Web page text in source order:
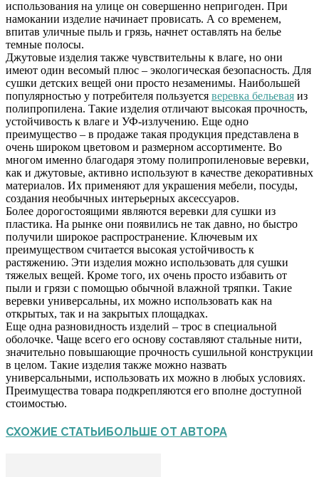
использования на улице он совершенно непригоден. При
намокании изделие начинает провисать. А со временем,
впитав уличные пыль и грязь, начнет оставлять на белье
темные полосы.
Джутовые изделия также чувствительны к влаге, но они
имеют один весомый плюс – экологическая безопасность. Для
сушки детских вещей они просто незаменимы. Наибольшей
популярностью у потребителя пользуется веревка бельевая из
полипропилена. Такие изделия отличают высокая прочность,
устойчивость к влаге и УФ-излучению. Еще одно
преимущество – в продаже такая продукция представлена в
очень широком цветовом и размерном ассортименте. Во
многом именно благодаря этому полипропиленовые веревки,
как и джутовые, активно используют в качестве декоративных
материалов. Их применяют для украшения мебели, посуды,
создания необычных интерьерных аксессуаров.
Более дорогостоящими являются веревки для сушки из
пластика. На рынке они появились не так давно, но быстро
получили широкое распространение. Ключевым их
преимуществом считается высокая устойчивость к
растяжению. Эти изделия можно использовать для сушки
тяжелых вещей. Кроме того, их очень просто избавить от
пыли и грязи с помощью обычной влажной тряпки. Такие
веревки универсальны, их можно использовать как на
открытых, так и на закрытых площадках.
Еще одна разновидность изделий – трос в специальной
оболочке. Чаще всего его основу составляют стальные нити,
значительно повышающие прочность сушильной конструкции
в целом. Такие изделия также можно назвать
универсальными, использовать их можно в любых условиях.
Преимущества товара подкрепляются его вполне доступной
стоимостью.
СХОЖИЕ СТАТЬИБОЛЬШЕ ОТ АВТОРА